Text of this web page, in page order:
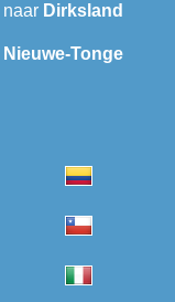
naar Dirksland
Nieuwe-Tonge